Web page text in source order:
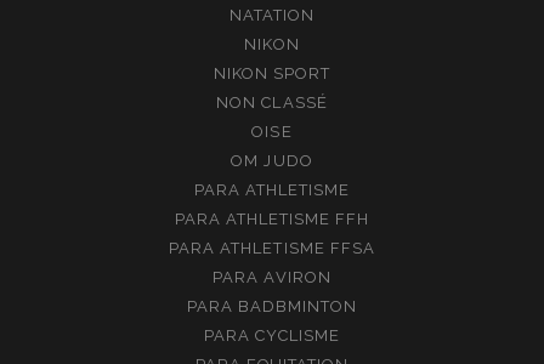
NATATION
NIKON
NIKON SPORT
NON CLASSÉ
OISE
OM JUDO
PARA ATHLETISME
PARA ATHLETISME FFH
PARA ATHLETISME FFSA
PARA AVIRON
PARA BADBMINTON
PARA CYCLISME